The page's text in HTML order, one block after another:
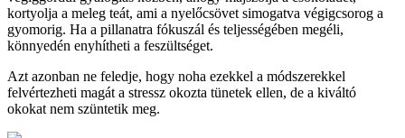
kortyolja a meleg teát, ami a nyelőcsövet simogatva végigcsorog a
gyomorig. Ha a pillanatra fókuszál és teljességében megéli,
könnyedén enyhítheti a feszültséget.
Azt azonban ne feledje, hogy noha ezekkel a módszerekkel
felvértezheti magát a stressz okozta tünetek ellen, de a kiváltó
okokat nem szüntetik meg.